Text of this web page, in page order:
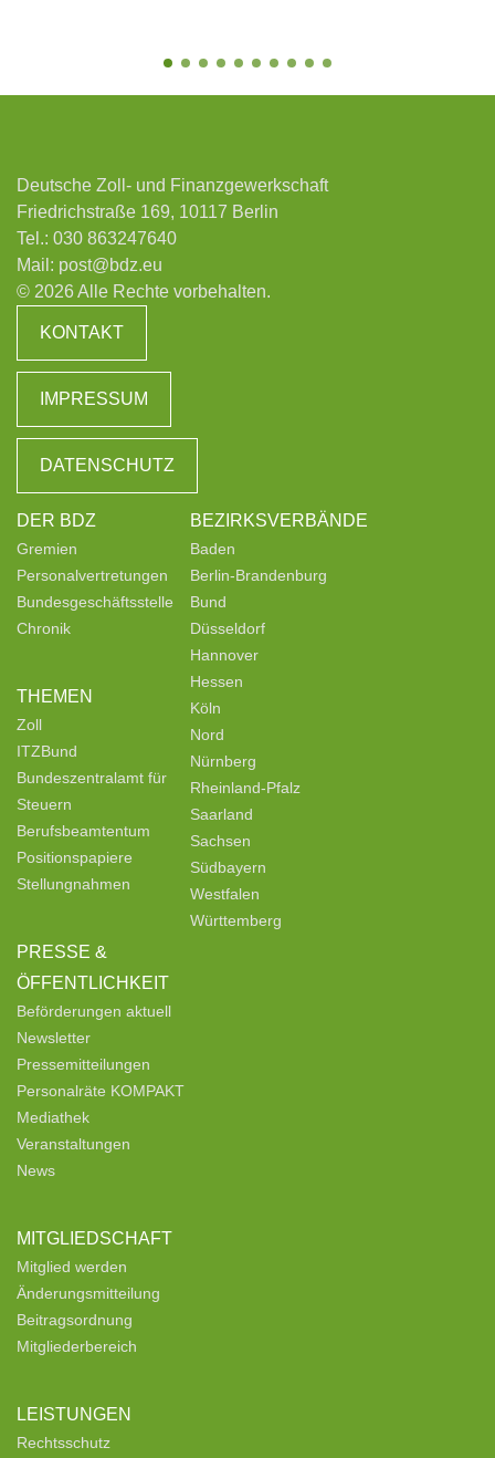
Deutsche Zoll- und Finanzgewerkschaft
Friedrichstraße 169, 10117 Berlin
Tel.: 030 863247640
Mail: post@bdz.eu
© 2026 Alle Rechte vorbehalten.
KONTAKT
IMPRESSUM
DATENSCHUTZ
DER BDZ
Gremien
Personalvertretungen
Bundesgeschäftsstelle
Chronik
THEMEN
Zoll
ITZBund
Bundeszentralamt für
Steuern
Berufsbeamtentum
Positionspapiere
Stellungnahmen
PRESSE &
ÖFFENTLICHKEIT
Beförderungen aktuell
Newsletter
Pressemitteilungen
Personalräte KOMPAKT
Mediathek
Veranstaltungen
News
MITGLIEDSCHAFT
Mitglied werden
Änderungsmitteilung
Beitragsordnung
Mitgliederbereich
LEISTUNGEN
Rechtsschutz
BEZIRKSVERBÄNDE
Baden
Berlin-Brandenburg
Bund
Düsseldorf
Hannover
Hessen
Köln
Nord
Nürnberg
Rheinland-Pfalz
Saarland
Sachsen
Südbayern
Westfalen
Württemberg